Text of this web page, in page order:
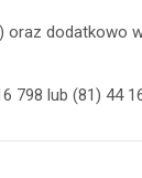
oraz dodatkowo
798 lub (81) 44